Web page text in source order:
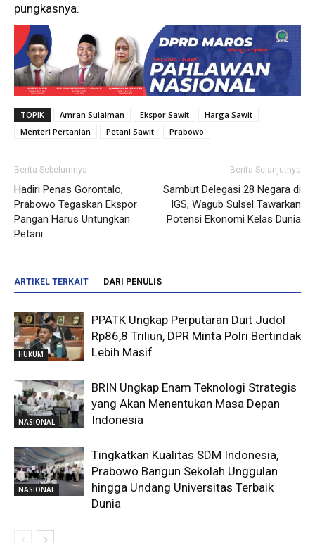
pungkasnya.
TOPIK Amran Sulaiman Ekspor Sawit
Harga Sawit
Menteri Pertanian
Petani Sawit Prabowo
Berita Sebelumnya
Hadiri Penas Gorontalo,
Prabowo Tegaskan Ekspor
Pangan Harus Untungkan
Petani
Berita Selanjutnya
Sambut Delegasi 28 Negara di
IGS, Wagub Sulsel Tawarkan
Potensi Ekonomi Kelas Dunia
ARTIKEL TERKAIT DARI PENULIS
HUKUM
PPATK Ungkap Perputaran Duit Judol
Rp86,8 Triliun, DPR Minta Polri Bertindak
Lebih Masif
NASIONAL
BRIN Ungkap Enam Teknologi Strategis
yang Akan Menentukan Masa Depan
Indonesia
NASIONAL
Tingkatkan Kualitas SDM Indonesia,
Prabowo Bangun Sekolah Unggulan
hingga Undang Universitas Terbaik
Dunia